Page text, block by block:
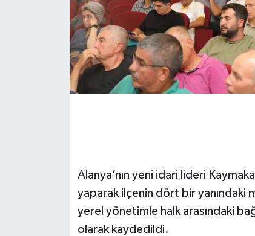
Alanya’nın yeni idari lideri
yaparak ilçenin dört bir yanındaki
yerel yönetimle halk arasındaki
olarak kaydedildi.